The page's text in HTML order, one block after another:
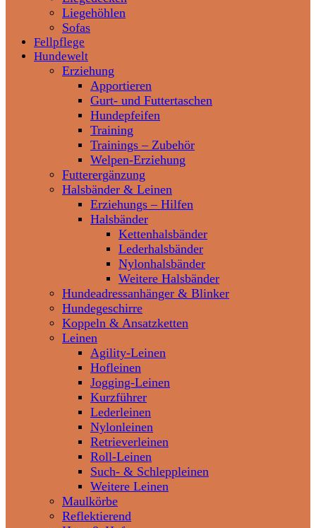
Liegehöhlen
Sofas
Fellpflege
Hundewelt
Erziehung
Apportieren
Gurt- und Futtertaschen
Hundepfeifen
Training
Trainings – Zubehör
Welpen-Erziehung
Futterergänzung
Halsbänder & Leinen
Erziehungs – Hilfen
Halsbänder
Kettenhalsbänder
Lederhalsbänder
Nylonhalsbänder
Weitere Halsbänder
Hundeadressanhänger & Blinker
Hundegeschirre
Koppeln & Ansatzketten
Leinen
Agility-Leinen
Hofleinen
Jogging-Leinen
Kurzführer
Lederleinen
Nylonleinen
Retrieverleinen
Roll-Leinen
Such- & Schleppleinen
Weitere Leinen
Maulkörbe
Reflektierend